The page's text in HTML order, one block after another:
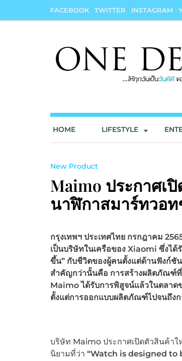
FACEBOOK TWITTER INSTAGRAM
HOME LIFESTYLE
New Product
Maimo ประกาศเ
นาฬิกาสมาร์ทวอ
กรุงเทพฯ ประเทศไทย กรกฎาคม
เป็นบริษัทในเครือของ Xiaomi ซึ่งได้
ขึ้น” กับชีวิตของผู้คนตั้งแต่ด้านฟังก์ชั
สำคัญกว่านั้นคือ การสร้างผลิตภัณฑ์
Maimo ได้รับการพิสูจน์แล้วในตลาด
ตั้งแต่การออกแบบผลิตภัณฑ์ไปจนถึง
บริษัท Maimo ประกาศเปิดตัวสินค้าใ
นิยามที่ว่า “Watch is designed to